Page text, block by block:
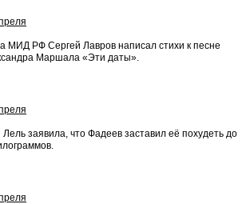
МИД РФ Сергей Лавров написал стихи к песне
Маршала «Эти даты».
Лель заявила, что Фадеев заставил её похудеть до